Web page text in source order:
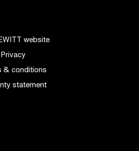
website
Privacy
& conditions
statement